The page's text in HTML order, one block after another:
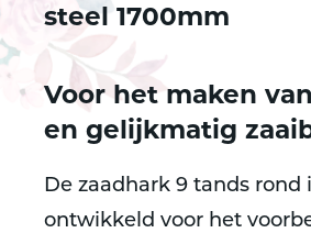
steel 1700mm
Voor het maken
en gelijkmatig
De zaadhark 9 tands rond
ontwikkeld voor het